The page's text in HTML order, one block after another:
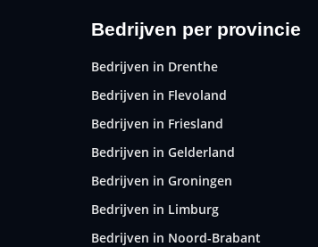
Bedrijven per provincie
Bedrijven in Drenthe
Bedrijven in Flevoland
Bedrijven in Friesland
Bedrijven in Gelderland
Bedrijven in Groningen
Bedrijven in Limburg
Bedrijven in Noord-Brabant